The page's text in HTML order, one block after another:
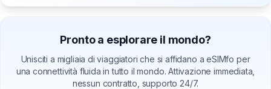
Pronto a esplorare il mondo?
Unisciti a migliaia di viaggiatori che si affidano a eSIMfo per
una connettività fluida in tutto il mondo. Attivazione immediata,
nessun contratto, supporto 24/7.